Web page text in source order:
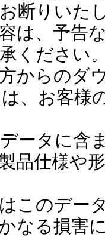
断りいた
は、予告
ください
からのダ
、お客様
ータに含
品仕様や
このデー
なる損害